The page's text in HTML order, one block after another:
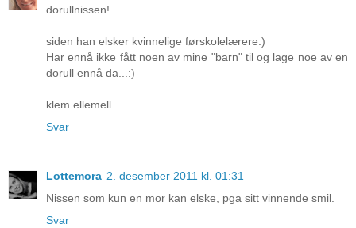
dorullnissen!
siden han elsker kvinnelige førskolelærere:)
Har ennå ikke fått noen av mine "barn" til og lage noe av en
dorull ennå da...:)
klem ellemell
Svar
Lottemora 2. desember 2011 kl. 01:31
Nissen som kun en mor kan elske, pga sitt vinnende smil.
Svar